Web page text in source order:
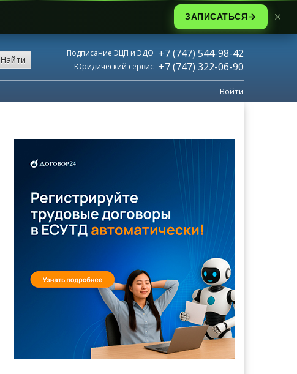
Найти
Подписание ЭЦП и ЭДО +7 (747) 544-98-42
Юридический сервис +7 (747) 322-06-90
Войти
ЗАПИСАТЬСЯ